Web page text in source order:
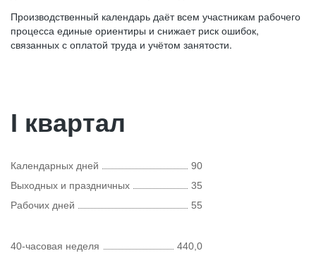
Производственный календарь даёт всем участникам рабочего
процесса единые ориентиры и снижает риск ошибок,
связанных с оплатой труда и учётом занятости.
I квартал
Календарных дней
90
Выходных и праздничных
35
Рабочих дней
55
40-часовая неделя
440,0